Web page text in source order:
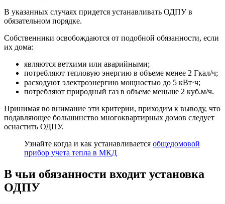
В указанных случаях придется устанавливать ОДПУ в
обязательном порядке.
Собственники освобождаются от подобной обязанности, если
их дома:
являются ветхими или аварийными;
потребляют тепловую энергию в объеме менее 2 Гкал/ч;
расходуют электроэнергию мощностью до 5 кВт⋅ч;
потребляют природный газ в объеме меньше 2 куб.м/ч.
Принимая во внимание эти критерии, приходим к выводу, что
подавляющее большинство многоквартирных домов следует
оснастить ОДПУ.
Узнайте когда и как устанавливается общедомовой
прибор учета тепла в МКД
В чьи обязанности входит установка
ОДПУ